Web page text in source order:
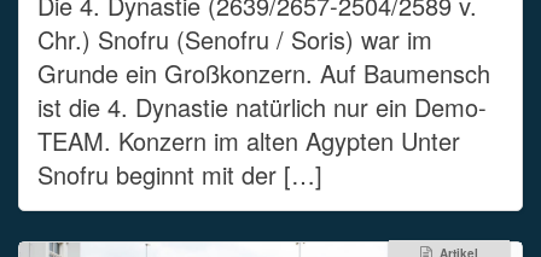
Chr.) Snofru (Senofru / Soris) war im
Grunde ein Großkonzern. Auf Baumensch
ist die 4. Dynastie natürlich nur ein Demo-
TEAM. Konzern im alten Agypten Unter
Snofru beginnt mit der […]
Artikel